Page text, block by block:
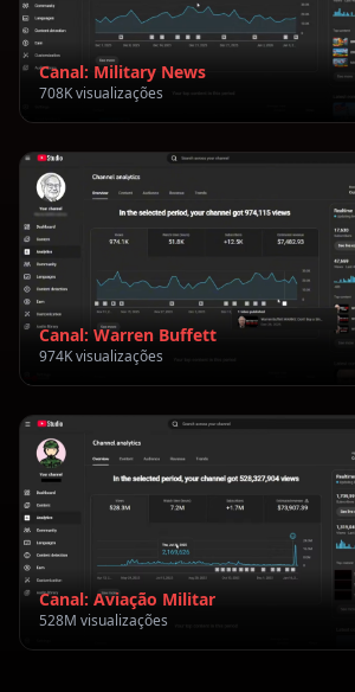
Canal: Military News
708K visualizações
Canal: Warren Buffett
974K visualizações
Canal: Aviação Militar
528M visualizações